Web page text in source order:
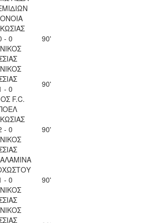
- 0
90'
- 0
F.C.
90'
- 0
90'
- 0
90'